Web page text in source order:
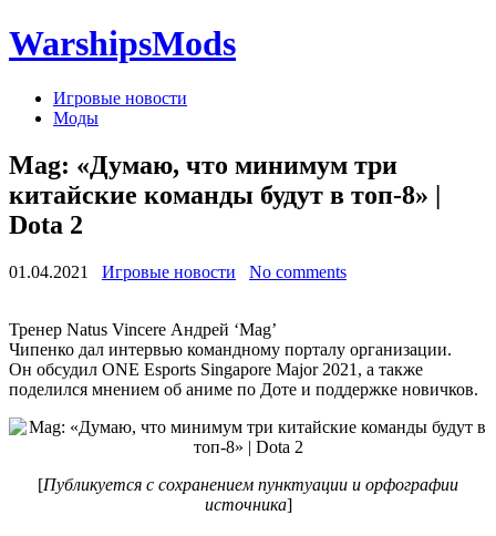
WarshipsMods
Игровые новости
Моды
Mag: «Думаю, что минимум три
китайские команды будут в топ-8» |
Dota 2
01.04.2021 Игровые новости No comments
Тренер Natus Vincere Андрей ‘Mag’
Чипенко дал интервью командному порталу организации.
Он обсудил ONE Esports Singapore Major 2021, а также
поделился мнением об аниме по Доте и поддержке новичков.
[Публикуется с сохранением пунктуации и орфографии
источника]